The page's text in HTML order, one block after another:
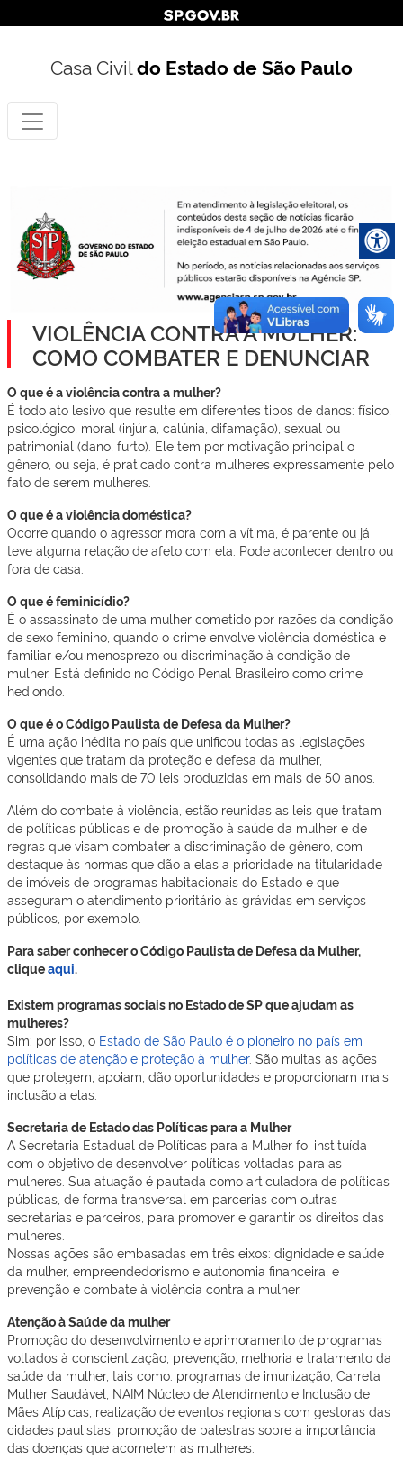
Casa Civildo Estado de São Paulo
VIOLÊNCIA CONTRA A MULHER:
COMO COMBATER E DENUNCIAR
O que é a violência contra a mulher?
É todo ato lesivo que resulte em diferentes tipos de danos: físico,
psicológico, moral (injúria, calúnia, difamação), sexual ou
patrimonial (dano, furto). Ele tem por motivação principal o
gênero, ou seja, é praticado contra mulheres expressamente pelo
fato de serem mulheres.
O que é a violência doméstica?
Ocorre quando o agressor mora com a vítima, é parente ou já
teve alguma relação de afeto com ela. Pode acontecer dentro ou
fora de casa.
O que é feminicídio?
É o assassinato de uma mulher cometido por razões da condição
de sexo feminino, quando o crime envolve violência doméstica e
familiar e/ou menosprezo ou discriminação à condição de
mulher. Está definido no Código Penal Brasileiro como crime
hediondo.
O que é o Código Paulista de Defesa da Mulher?
É uma ação inédita no país que unificou todas as legislações
vigentes que tratam da proteção e defesa da mulher,
consolidando mais de 70 leis produzidas em mais de 50 anos.
Além do combate à violência, estão reunidas as leis que tratam
de políticas públicas e de promoção à saúde da mulher e de
regras que visam combater a discriminação de gênero, com
destaque às normas que dão a elas a prioridade na titularidade
de imóveis de programas habitacionais do Estado e que
asseguram o atendimento prioritário às grávidas em serviços
públicos, por exemplo.
Para saber conhecer o Código Paulista de Defesa da Mulher,
cliqueaqui
Existem programas sociais no Estado de SP que ajudam as
mulheres?
Sim: por isso, o Estado de São Paulo é o pioneiro no país em
políticas de atenção e proteção à mulher. São muitas as ações
que protegem, apoiam, dão oportunidades e proporcionam mais
inclusão a elas.
Secretaria de Estado das Políticas para a Mulher
A Secretaria Estadual de Políticas para a Mulher foi instituída
com o objetivo de desenvolver políticas voltadas para as
mulheres. Sua atuação é pautada como articuladora de políticas
públicas, de forma transversal em parcerias com outras
secretarias e parceiros, para promover e garantir os direitos das
mulheres.
Nossas ações são embasadas em três eixos: dignidade e saúde
da mulher, empreendedorismo e autonomia financeira, e
prevenção e combate à violência contra a mulher.
Atenção à Saúde da mulher
Promoção do desenvolvimento e aprimoramento de programas
voltados à conscientização, prevenção, melhoria e tratamento da
saúde da mulher, tais como: programas de imunização, Carreta
Mulher Saudável, NAIM Núcleo de Atendimento e Inclusão de
Mães Atípicas, realização de eventos regionais com gestoras das
cidades paulistas, promoção de palestras sobre a importância
das doenças que acometem as mulheres.